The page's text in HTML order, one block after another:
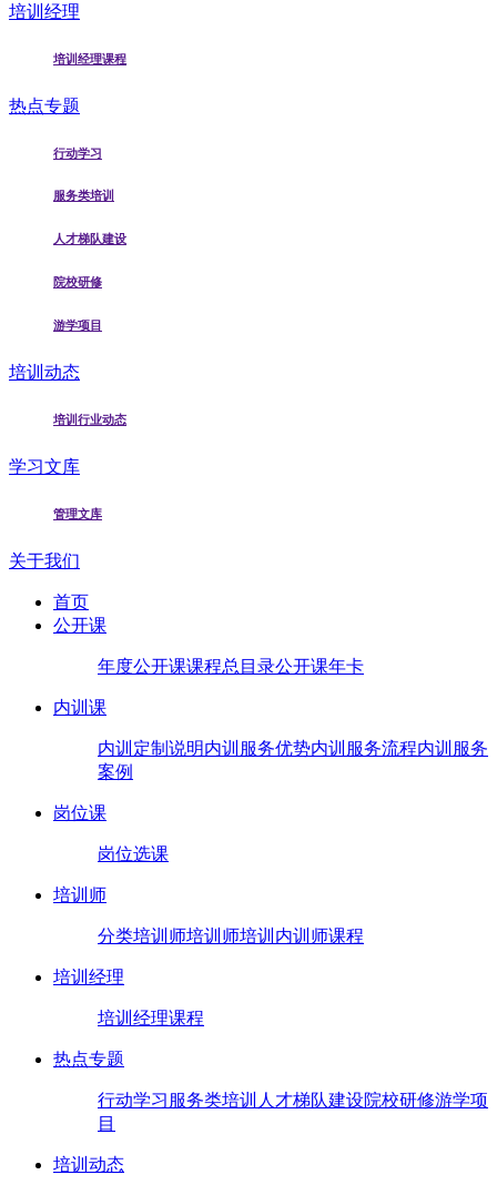
培训经理
培训经理课程
热点专题
行动学习
服务类培训
人才梯队建设
院校研修
游学项目
培训动态
培训行业动态
学习文库
管理文库
关于我们
首页
公开课
年度公开课课程总目录公开课年卡
内训课
内训定制说明内训服务优势内训服务流程内训服务
案例
岗位课
岗位选课
培训师
分类培训师培训师培训 内训师课程
培训经理
培训经理课程
热点专题
行动学习 服务类培训 人才梯队建设院校研修游学项
目
培训动态